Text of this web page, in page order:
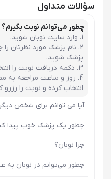
سؤالات متداول
چطور می‌توانم نوبت بگیرم؟
وارد سایت نوبان شوید.
نام پزشک مورد نظرتان را
پزشک شوید.
دکمه دریافت نوبت را
روز و ساعت مراجعه به
انتخاب کرده و نوبت را رزرو
آیا می توانم برای شخص
چطور یک پزشک خوب پیدا
چرا نوبان؟
چطور می‌توانم در نوبان به